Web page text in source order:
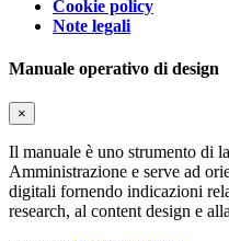
Cookie policy
Note legali
Manuale operativo di design
×
Il manuale è uno strumento di
Amministrazione e serve ad
digitali fornendo indicazioni
research, al content design e